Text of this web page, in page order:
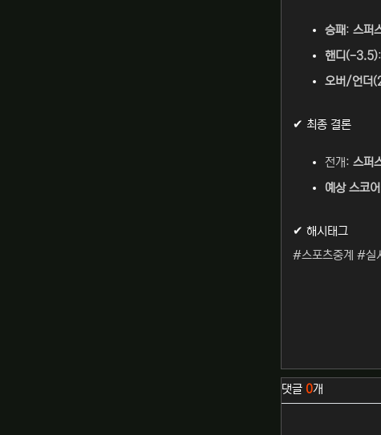
승패: 스퍼
핸디(-3.5):
오버/언더
✔ 최종 결론
전개: 스퍼
예상 스코
✔ 해시태그
#스포츠중계 #실
관련자료
댓글 0개